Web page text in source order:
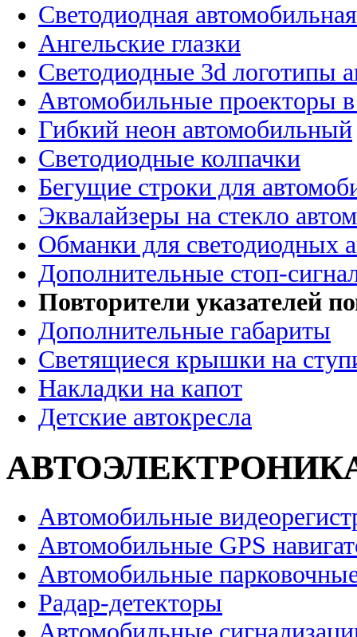
Светодиодная
Ангельские глазки
Светодиодные 3d логотипы
Автомобильные проекторы
Гибкий неон автомобильный
Светодиодные колпачки
Бегущие строки для
Эквалайзеры на стекло
Обманки для светодиодных
Дополнительные стоп-
Повторители указателей
Дополнительные габариты
Светящиеся крышки на
Накладки на капот
Детские автокресла
Автомобильные
Автомобильные GPS
Автомобильные
Радар-детекторы